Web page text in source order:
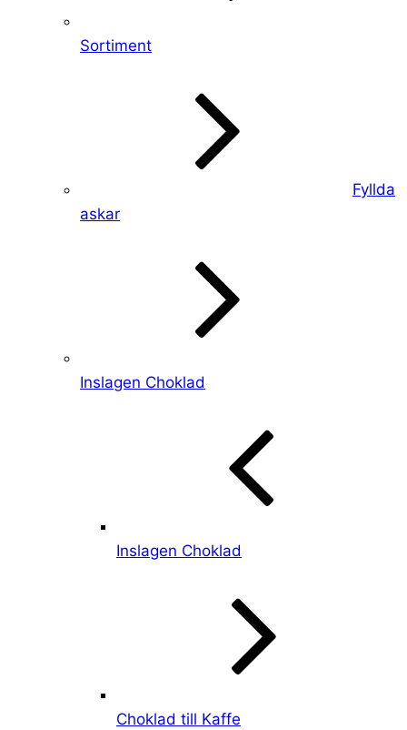
Sortiment
Fyllda
askar
Inslagen Choklad
Inslagen Choklad
Choklad till Kaffe